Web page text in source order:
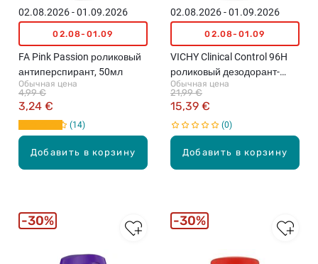
Добавить в корзину
02.08.2026 - 01.09.2026
02.08-01.09
FA Pink Passion роликовый
антиперспирант, 50мл
Обычная цена
3,24 €
4,99 €
14
Добавить в корзину
02.08.2026 - 01.09.2026
02.08-01.09
VICHY Clinical Control 96H
роликовый дезодорант-
антиперспирант, 50мл
Обычная цена
15,39 €
21,99 €
0
30% 30%